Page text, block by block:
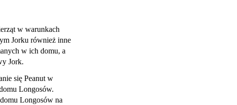
w warunkach
Jorku również inne
w ich domu, a
Jork.
się Peanut w
Longosów.
Longosów na